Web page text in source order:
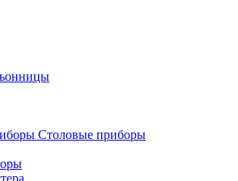
Cтоловые приборы